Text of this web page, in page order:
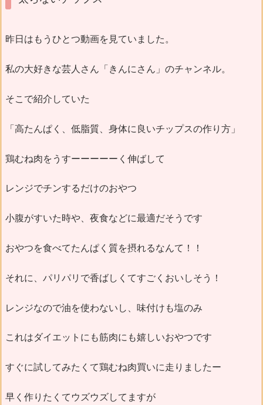
昨日はもうひとつ動画を見ていました。
私の大好きな芸人さん「きんにさん」のチャンネル。
そこで紹介していた
「高たんぱく、低脂質、身体に良いチップスの作り方」
鶏むね肉をうすーーーーーく伸ばして
レンジでチンするだけのおやつ
小腹がすいた時や、夜食などに最適だそうです
おやつを食べてたんぱく質を摂れるなんて！！
それに、パリパリで香ばしくてすごくおいしそう！
レンジなので油を使わないし、味付けも塩のみ
これはダイエットにも筋肉にも嬉しいおやつです
すぐに試してみたくて鶏むね肉買いに走りましたー
早く作りたくてウズウズしてますが